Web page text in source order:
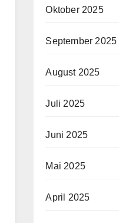
Oktober 2025
September 2025
August 2025
Juli 2025
Juni 2025
Mai 2025
April 2025